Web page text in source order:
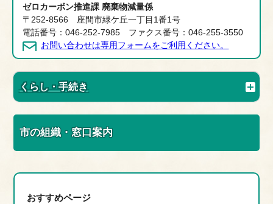
ゼロカーボン推進課 廃棄物減量係
〒252-8566 座間市緑ケ丘一丁目1番1号
電話番号：046-252-7985 ファクス番号：046-255-3550
お問い合わせは専用フォームをご利用ください。
くらし・手続き
市の組織・窓口案内
おすすめページ